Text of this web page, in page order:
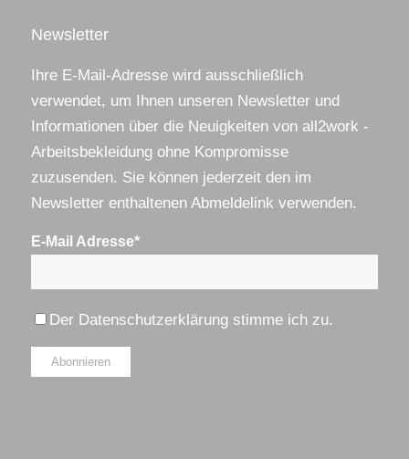
Newsletter
Ihre E-Mail-Adresse wird ausschließlich
verwendet, um Ihnen unseren Newsletter und
Informationen über die Neuigkeiten von all2work -
Arbeitsbekleidung ohne Kompromisse
zuzusenden. Sie können jederzeit den im
Newsletter enthaltenen Abmeldelink verwenden.
E-Mail Adresse*
Der Datenschutzerklärungstimme ich zu.